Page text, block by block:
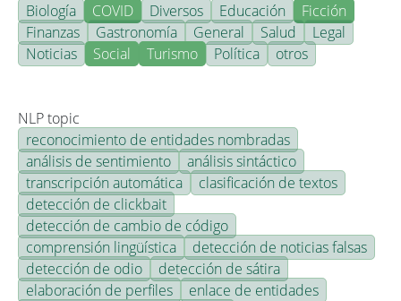
Biología
COVID Diversos Educación
Ficción
Finanzas
Gastronomía General Salud
Legal
Noticias
Social Turismo Política otros
NLP topic
reconocimiento de entidades nombradas
análisis de sentimiento
análisis sintáctico
transcripción automática
clasificación de textos
detección de clickbait
detección de cambio de código
comprensión lingüística
detección de noticias falsas
detección de odio
detección de sátira
elaboración de perfiles
enlace de entidades